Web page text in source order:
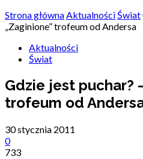
Strona głównaAktualnościŚwiat
„Zaginione” trofeum od Andersa
Aktualności
Świat
Gdzie jest puchar?
trofeum od
30 stycznia 2011
0
733